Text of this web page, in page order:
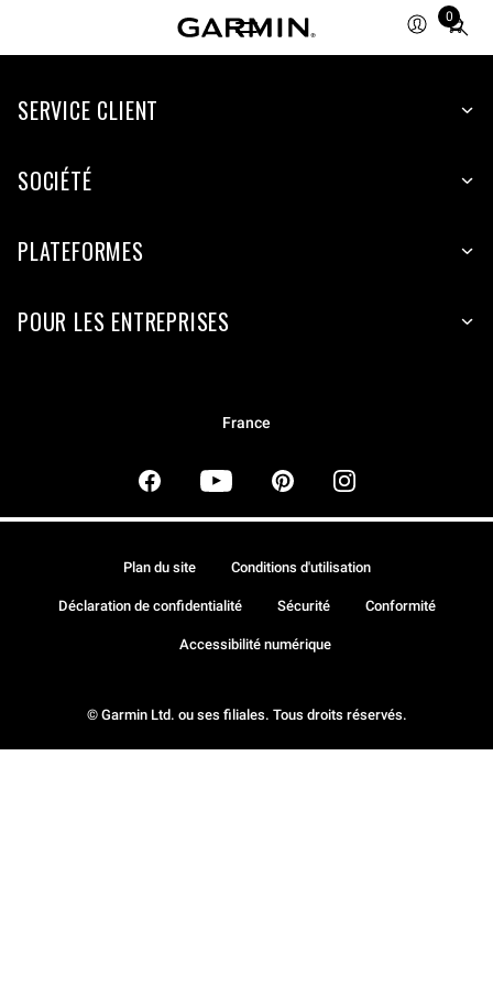
0
Total
items
cart:
SERVICE CLIENT
SOCIÉTÉ
PLATEFORMES
POUR LES ENTREPRISES
France
© Garmin Ltd. ou ses filiales. Tous droits réservés.
Plan du site Conditions d'utilisation
Déclaration de confidentialité Sécurité Conformité
Accessibilité numérique